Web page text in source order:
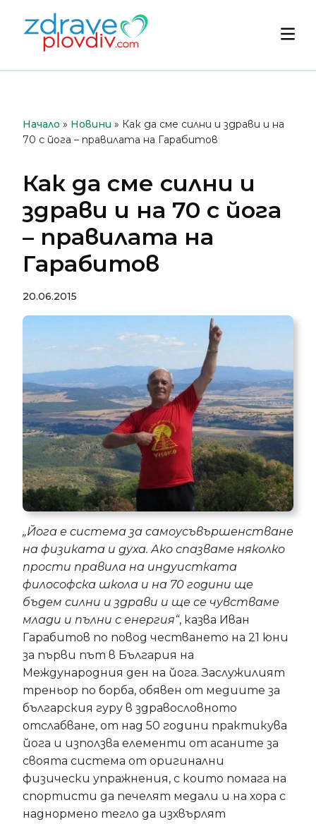
съдържанието
Начало » Новини » Как да сме силни и здрави и на
70 с йога – правилата на Гарабитов
Как да сме силни и
здрави и на 70 с йога
– правилата на
Гарабитов
20.06.2015
„Йога е система за самоусъвършенстване
на физиката и духа. Ако спазваме няколко
прости правила на индуистката
философска школа и на 70 години ще
бъдем силни и здрави и ще се чувстваме
млади и пълни с енергия“, казва Иван
Гарабитов по повод честването на 21 юни
за първи път в България на
Международния ден на йога. Заслужилият
треньор по борба, обявен от медиите за
българския гуру в здравословното
отслабване, от над 50 години практикува
йога и използва елементи от асаните за
своята система от оригинални
физически упражнения, с които помага на
спортисти да печелят медали и на хора с
наднормено тегло да изхвърлят